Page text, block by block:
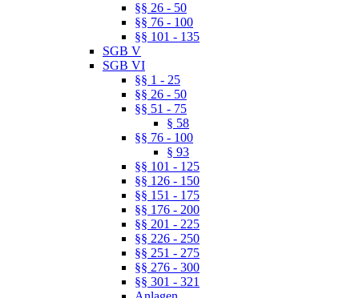
§§ 26 - 50
§§ 76 - 100
§§ 101 - 135
SGB V
SGB VI
§§ 1 - 25
§§ 26 - 50
§§ 51 - 75
§ 58
§§ 76 - 100
§ 93
§§ 101 - 125
§§ 126 - 150
§§ 151 - 175
§§ 176 - 200
§§ 201 - 225
§§ 226 - 250
§§ 251 - 275
§§ 276 - 300
§§ 301 - 321